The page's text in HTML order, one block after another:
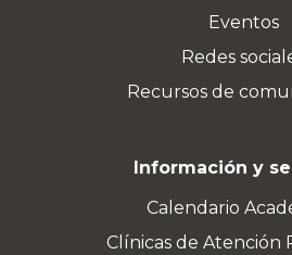
Eventos
Redes
Recursos de
Información y
Calendario
Clínicas de Atención